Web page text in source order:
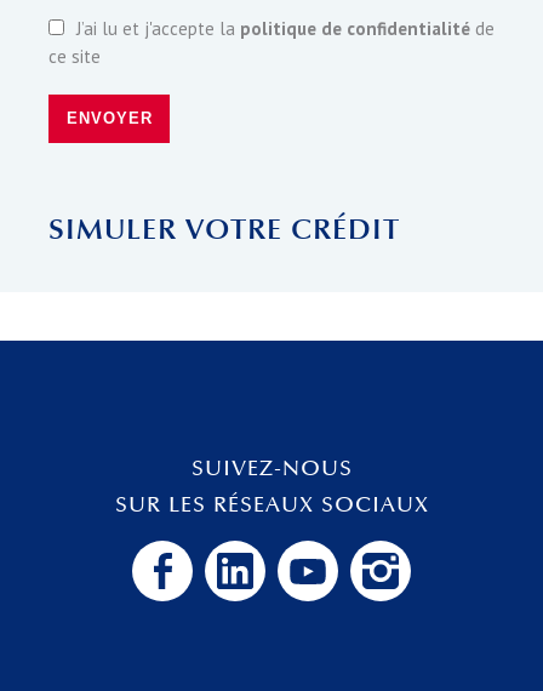
J’ai lu et j'accepte la politique de confidentialité de
ce site
ENVOYER
SIMULER VOTRE CRÉDIT
SUIVEZ-NOUS
SUR LES RÉSEAUX SOCIAUX